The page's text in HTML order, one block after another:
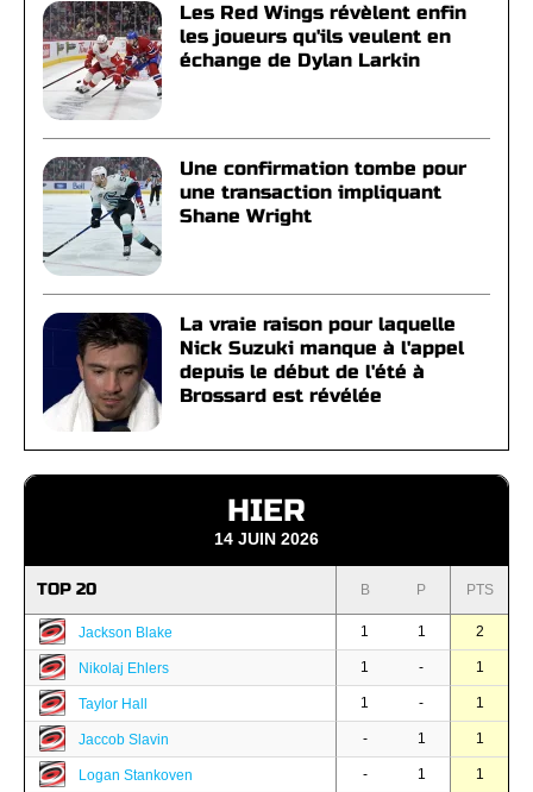
Les Red Wings révèlent enfin
les joueurs qu'ils veulent en
échange de Dylan Larkin
Une confirmation tombe pour
une transaction impliquant
Shane Wright
La vraie raison pour laquelle
Nick Suzuki manque à l'appel
depuis le début de l'été à
Brossard est révélée
HIER
14 JUIN 2026
TOP 20 B P PTS
Jackson Blake 1 1 2
Nikolaj Ehlers 1 - 1
Taylor Hall 1 - 1
Jaccob Slavin - 1 1
Logan Stankoven - 1 1